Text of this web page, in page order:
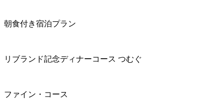
朝食付き宿泊プラン
リブランド記念ディナーコース つむぐ
ファイン・コース